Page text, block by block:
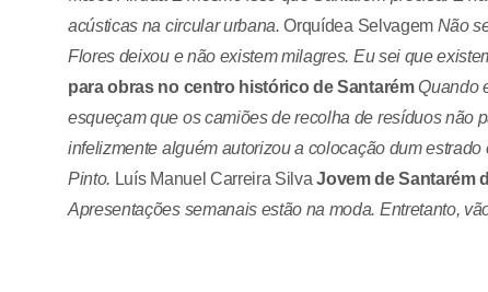
acústicas na circular urbana.Orquídea Selvagem Não
Flores deixou e não existem milagres. Eu sei que
para obras no centro histórico de Santarém Quando
esqueçam que os camiões de recolha de resíduos não
infelizmente alguém autorizou a colocação dum
Pinto. Luís Manuel Carreira SilvaJovem de Santarém
Apresentações semanais estão na moda. Entretanto,